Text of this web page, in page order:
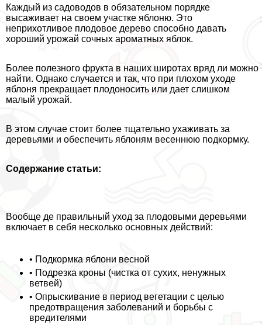
Каждый из садоводов в обязательном порядке
высаживает на своем участке яблоню. Это
неприхотливое плодовое дерево способно давать
хороший урожай сочных ароматных яблок.
Более полезного фрукта в наших широтах вряд ли можно
найти. Однако случается и так, что при плохом уходе
яблоня прекращает плодоносить или дает слишком
малый урожай.
В этом случае стоит более тщательно ухаживать за
деревьями и обеспечить яблоням весеннюю подкормку.
Содержание статьи:
Вообще де правильный уход за плодовыми деревьями
включает в себя несколько основных действий:
• Подкормка яблони весной
• Подрезка кроны (чистка от сухих, ненужных
ветвей)
• Опрыскивание в период вегетации с целью
предотвращения заболеваний и борьбы с
вредителями